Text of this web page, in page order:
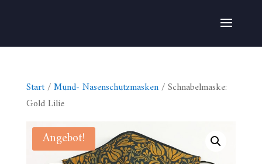
Start/Mund- Nasenschutzmasken/ Schnabelmaske:
Gold Lilie
Angebot!